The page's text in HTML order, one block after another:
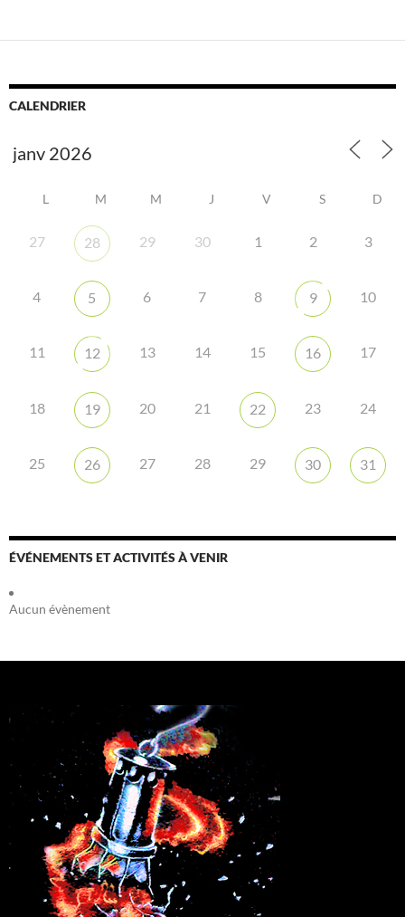
CALENDRIER
L M M J V S D
27 28 29 30 1 2 3
4 5 6 7 8 9 10
11 12 13 14 15 16 17
18 19 20 21 22 23 24
25 26 27 28 29 30 31
ÉVÉNEMENTS ET ACTIVITÉS À VENIR
Aucun évènement